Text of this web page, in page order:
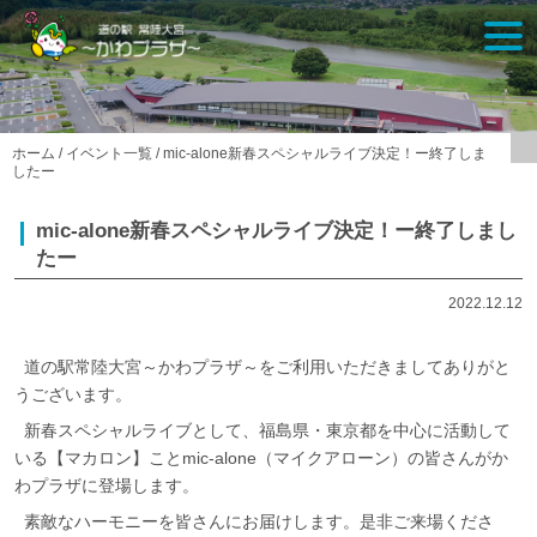
Skip
to
content
ホーム / イベント一覧 /mic-alone新春スペシャルライブ決定！ー終了しま
したー
mic-alone新春スペシャルライブ決定！ー終了しまし
たー
2022.12.12
道の駅常陸大宮～かわプラザ～をご利用いただきましてありがと
うございます。
新春スペシャルライブとして、福島県・東京都を中心に活動して
いる【マカロン】ことmic-alone（マイクアローン）の皆さんがか
わプラザに登場します。
素敵なハーモニーを皆さんにお届けします。是非ご来場くださ